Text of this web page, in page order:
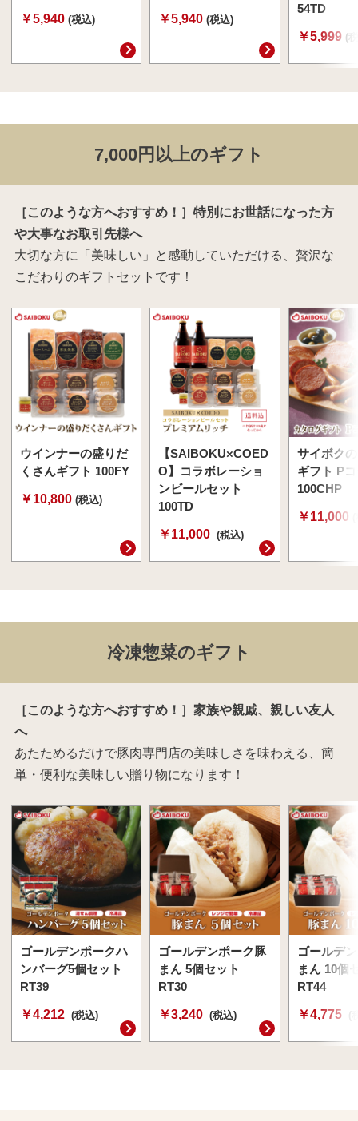
￥5,940 (税込) ￥5,940 (税込)
54TD
￥5,999 (
7,000円以上のギフト
［このような方へおすすめ！］特別にお世話になった方
や大事なお取引先様へ
大切な方に「美味しい」と感動していただける、贅沢な
こだわりのギフトセットです！
ウインナーの盛りだ
くさんギフト 100FY
￥10,800 (税込)
【SAIBOKU×COED
O】コラボレーショ
ンビールセット
100TD
￥11,000 (税込)
サイボク
ギフト P
100CHP
￥11,000
冷凍惣菜のギフト
［このような方へおすすめ！］家族や親戚、親しい友人
へ
あたためるだけで豚肉専門店の美味しさを味わえる、簡
単・便利な美味しい贈り物になります！
ゴールデンポークハ
ンバーグ5個セット
RT39
￥4,212 (税込)
ゴールデンポーク豚
まん 5個セット
RT30
￥3,240 (税込)
ゴールデ
まん 10個
RT44
￥4,775